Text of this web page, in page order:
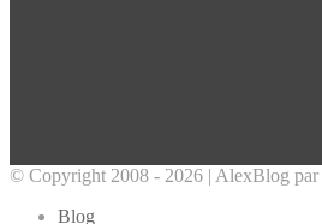
© Copyright 2008 - 2026 | AlexBlog par
Blog